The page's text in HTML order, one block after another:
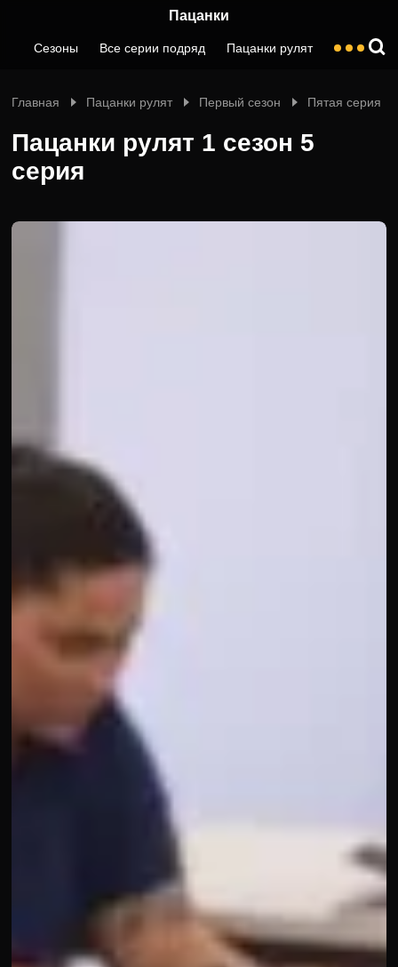
Пацанки
Сезоны Все серии подряд Пацанки рулят
Главная Пацанки рулят Первый сезон Пятая серия
Пацанки рулят 1 сезон 5
серия